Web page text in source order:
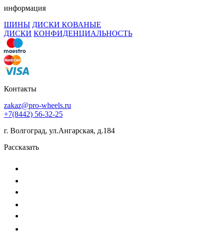
информация
ШИНЫ ДИСКИ КОВАНЫЕ
ДИСКИ КОНФИДЕНЦИАЛЬНОСТЬ
Контакты
zakaz@pro-wheels.ru
+7(8442) 56-32-25
г. Волгоград, ул.Ангарская, д.184
Рассказать